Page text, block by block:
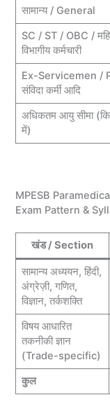
सामान्य / General
SC / ST / OBC /
विभागीय कर्मचारी
Ex-Servicemen /
संविदा कर्मी आदि
अधिकतम आयु सीमा
में)
MPESB
Exam Pattern &
खंड / Section
सामान्य अध्ययन, हिंदी,
अंग्रेज़ी, गणित,
विज्ञान, तर्कशक्ति
विषय आधारित
तकनीकी ज्ञान
(Trade-specific)
कुल